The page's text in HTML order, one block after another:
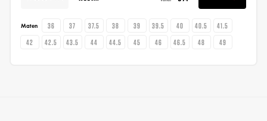
Maten 36 37 37.5 38 39 39.5 40 40.5
41.5
42
42.5 43.5 44 44.5 45 46 46.5 48 49